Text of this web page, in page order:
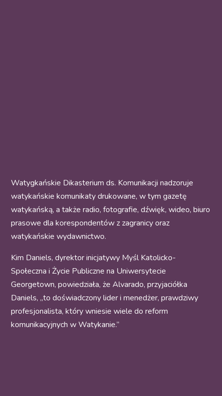
Watygkańskie Dikasterium ds. Komunikacji nadzoruje
watykańskie komunikaty drukowane, w tym gazetę
watykańską, a także radio, fotografie, dźwięk, wideo, biuro
prasowe dla korespondentów z zagranicy oraz
watykańskie wydawnictwo.
Kim Daniels, dyrektor inicjatywy Myśl Katolicko-
Społeczna i Życie Publiczne na Uniwersytecie
Georgetown, powiedziała, że Alvarado, przyjaciółka
Daniels, „to doświadczony lider i menedżer, prawdziwy
profesjonalista, który wniesie wiele do reform
komunikacyjnych w Watykanie.”